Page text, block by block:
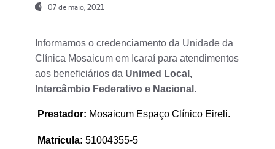
07 de maio, 2021
Informamos o credenciamento da Unidade da
Clínica Mosaicum em Icaraí para atendimentos
aos beneficiários da Unimed Local,
Intercâmbio Federativo e Nacional .
Prestador: Mosaicum Espaço Clínico Eireli.
Matrícula: 51004355-5